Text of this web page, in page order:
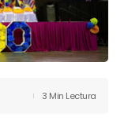
3 Min Lectura